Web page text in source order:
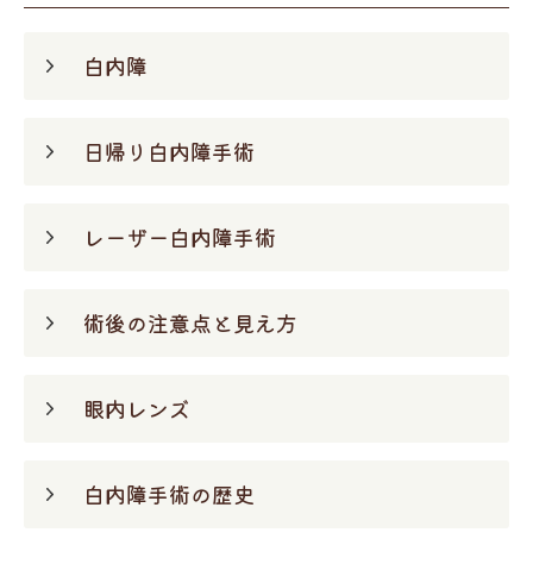
白内障
日帰り白内障手術
レーザー白内障手術
術後の注意点と見え方
眼内レンズ
白内障手術の歴史